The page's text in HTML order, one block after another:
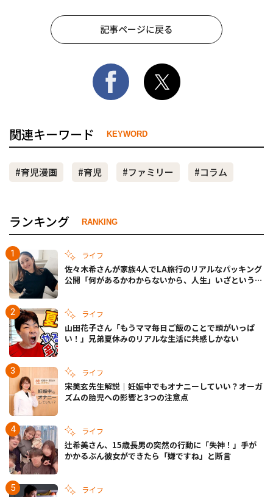
記事ページに戻る
関連キーワード KEYWORD
#育児漫画 #育児 #ファミリー #コラム
ランキング RANKING
ライフ
佐々木希さんが家族4人でLA旅行のリアルなパッキング
公開「何があるかわからないから、人生」いざというと
ライフ
山田花子さん「もうママ毎日ご飯のことで頭がいっぱ
い！」兄弟夏休みのリアルな生活に共感しかない
ライフ
宋美玄先生解説｜妊娠中でもオナニーしていい？オーガ
ズムの胎児への影響と3つの注意点
ライフ
辻希美さん、15歳長男の突然の行動に「失神！」手が
かかるぶん彼女ができたら「嫌ですね」と断言
ライフ